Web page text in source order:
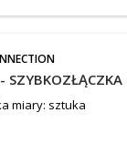
SZYBKOZŁĄCZKA
miary: sztuka